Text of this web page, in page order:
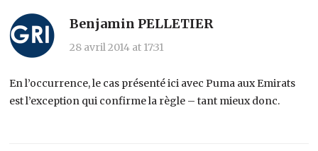
Benjamin PELLETIER
28 avril 2014 at 17:31
En l’occurrence, le cas présenté ici avec Puma aux Emirats
est l’exception qui confirme la règle – tant mieux donc.